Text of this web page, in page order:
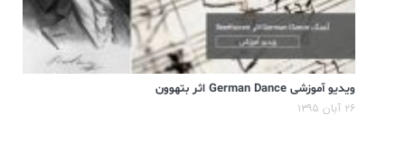
ویدیو آموزشی German Dance اثر بتهوون
۲۶ آبان ۱۳۹۵